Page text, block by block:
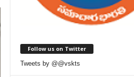
Follow us on Twitter
Tweets by @@vskts